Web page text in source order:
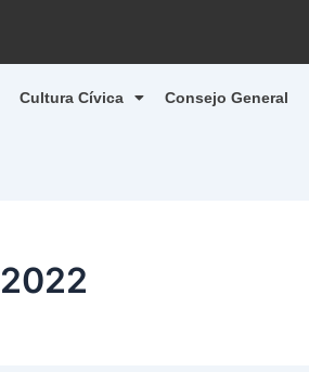
Cultura Cívica Consejo General